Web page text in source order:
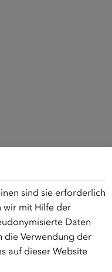
sind sie erforderlich
wir mit Hilfe der
Daten
die Verwendung der
auf dieser Website